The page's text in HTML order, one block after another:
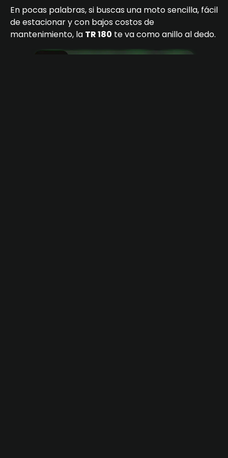
En pocas palabras, si buscas una moto sencilla, fácil
de estacionar y con bajos costos de
mantenimiento, la TR 180 te va como anillo al dedo.